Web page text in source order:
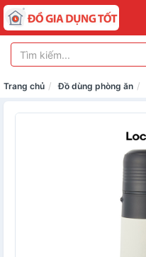
Trang chủ Đồ dùng phòng ăn